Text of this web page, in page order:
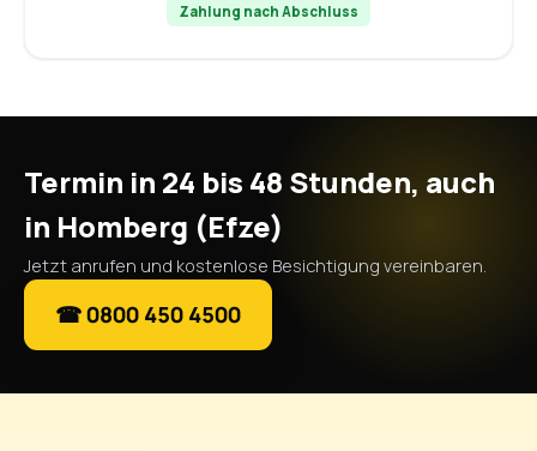
Zahlung nach Abschluss
Termin in 24 bis 48 Stunden, auch
in Homberg (Efze)
Jetzt anrufen und kostenlose Besichtigung vereinbaren.
☎ 0800 450 4500